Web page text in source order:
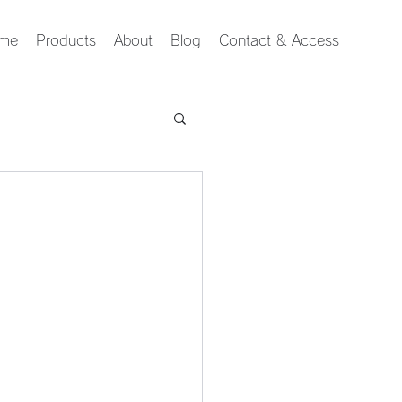
Products About Blog Contact & Access